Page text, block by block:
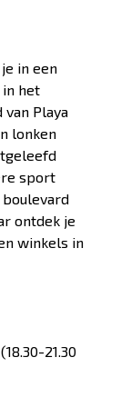
in een
in het
Playa
lonken
sport
ontdek je
winkels in
21.30